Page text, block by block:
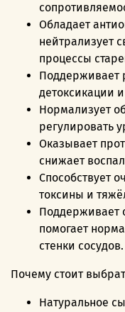
Обладает
нейтрализует
процессы
Поддерживает
детоксикации
Нормализует
регулировать
Оказывает
снижает
Способствует
токсины и
Поддерживает
помогает
стенки сосудов.
Почему стоит
Натуральное